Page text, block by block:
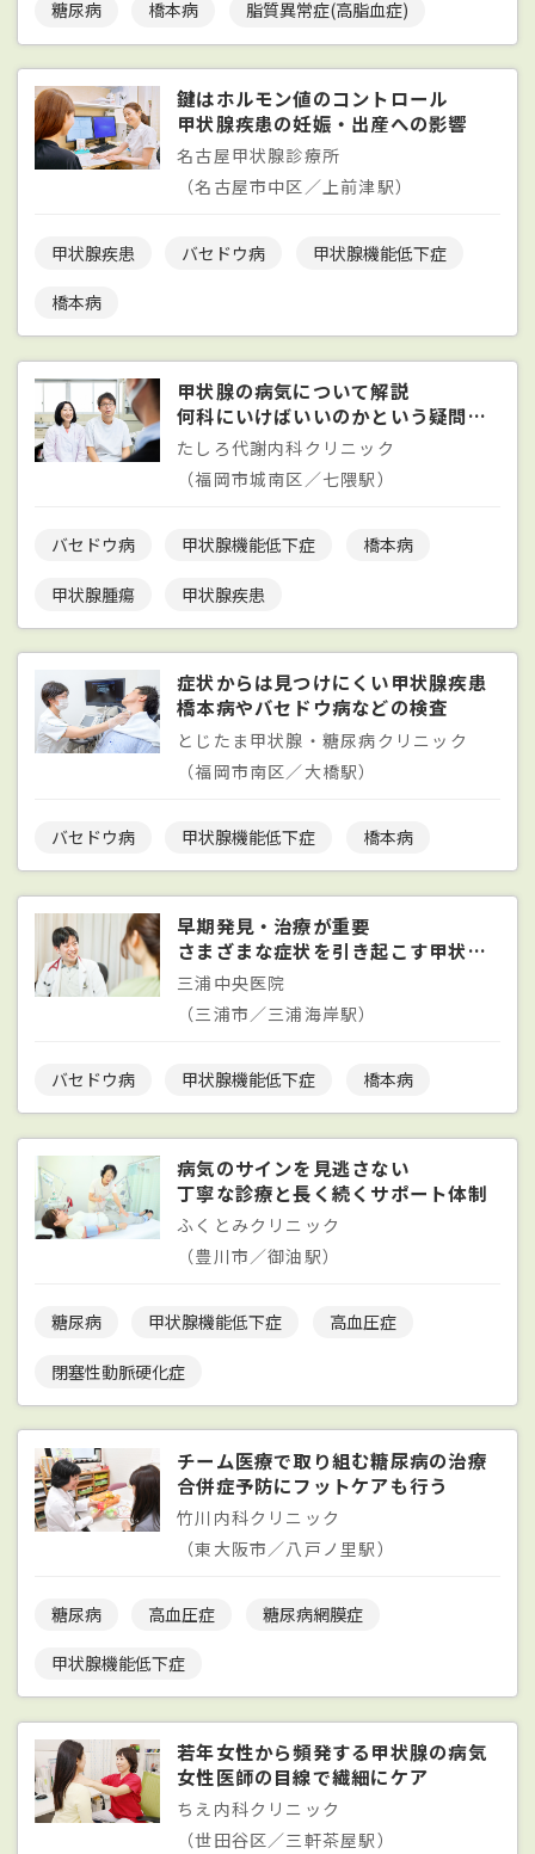
糖尿病 橋本病 脂質異常症(高脂血症)
鍵はホルモン値のコントロール
甲状腺疾患の妊娠・出産への影響
名古屋甲状腺診療所
（名古屋市中区／上前津駅）
甲状腺疾患 バセドウ病 甲状腺機能低下症
橋本病
甲状腺の病気について解説
何科にいけばいいのかという疑問を解消
たしろ代謝内科クリニック
（福岡市城南区／七隈駅）
バセドウ病 甲状腺機能低下症 橋本病
甲状腺腫瘍 甲状腺疾患
症状からは見つけにくい甲状腺疾患
橋本病やバセドウ病などの検査
とじたま甲状腺・糖尿病クリニック
（福岡市南区／大橋駅）
バセドウ病 甲状腺機能低下症 橋本病
早期発見・治療が重要
さまざまな症状を引き起こす甲状腺疾患
三浦中央医院
（三浦市／三浦海岸駅）
バセドウ病 甲状腺機能低下症 橋本病
病気のサインを見逃さない
丁寧な診療と長く続くサポート体制
ふくとみクリニック
（豊川市／御油駅）
糖尿病 甲状腺機能低下症 高血圧症
閉塞性動脈硬化症
チーム医療で取り組む糖尿病の治療
合併症予防にフットケアも行う
竹川内科クリニック
（東大阪市／八戸ノ里駅）
糖尿病 高血圧症 糖尿病網膜症
甲状腺機能低下症
若年女性から頻発する甲状腺の病気
女性医師の目線で繊細にケア
ちえ内科クリニック
（世田谷区／三軒茶屋駅）